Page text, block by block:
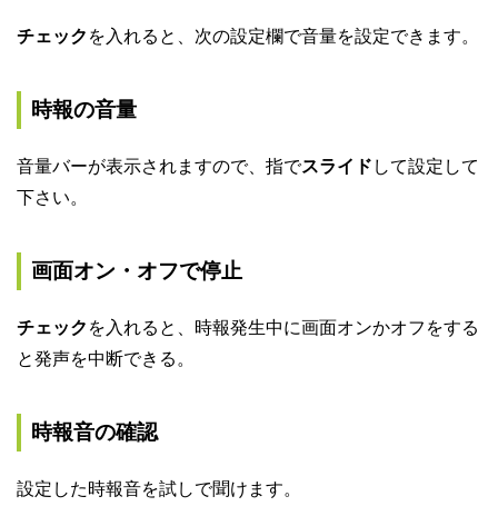
チェック を入れると、次の設定欄で音量を設定できます。
時報の音量
音量バーが表示されますので、指でスライド して設定して
下さい。
画面オン・オフで停止
チェック を入れると、時報発生中に画面オンかオフをする
と発声を中断できる。
時報音の確認
設定した時報音を試しで聞けます。